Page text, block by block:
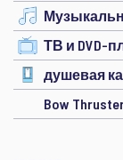
ТВ и DVD-
душевая
Bow